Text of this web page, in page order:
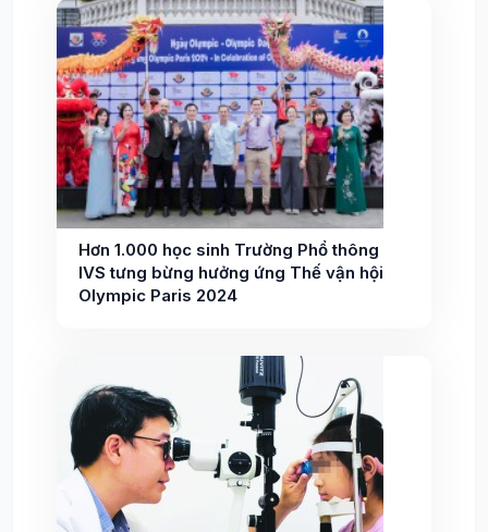
Hơn 1.000 học sinh Trường Phổ thông
IVS tưng bừng hưởng ứng Thế vận hội
Olympic Paris 2024